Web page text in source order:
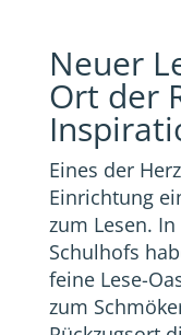
Neuer
Ort der
Eines der
Einrichtung
zum Lesen.
Schulhofs
feine Lese-
zum